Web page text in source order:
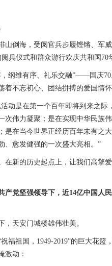
倒海，受阅官兵步履铿锵、军
兵仪式和群众游行欢庆共和国70
维有序、礼乐交融”——国庆70
着不忘初心、团结拼搏的爱国情
是在第一个百年即将到来之际
次伟力凝聚；是在实现中华民族
是在当今世界正经历百年未有之
、愈发健强的一次盛大亮相。”
新的历史起点上，让我们高擎爱
党坚强领导下，近14亿中国人
天安门城楼雄伟壮美。
祖国，1949-2019”的巨大花篮
激动：